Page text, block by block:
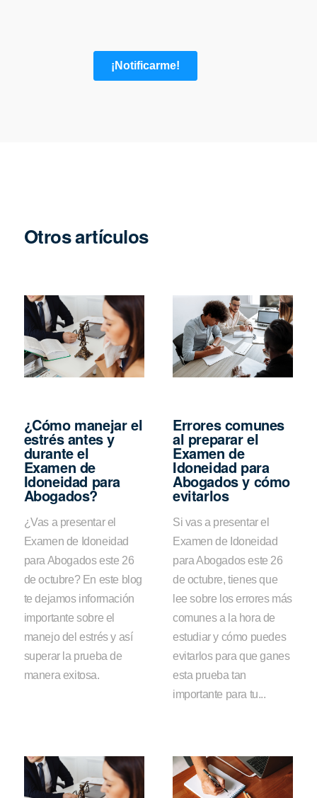
Otros artículos
¿Cómo manejar el
estrés antes y
durante el
Examen de
Idoneidad para
Abogados?
¿Vas a presentar el
Examen de Idoneidad
para Abogados este 26
de octubre? En este blog
te dejamos información
importante sobre el
manejo del estrés y así
superar la prueba de
manera exitosa.
Errores comunes
al preparar el
Examen de
Idoneidad para
Abogados y cómo
evitarlos
Si vas a presentar el
Examen de Idoneidad
para Abogados este 26
de octubre, tienes que
lee sobre los errores más
comunes a la hora de
estudiar y cómo puedes
evitarlos para que ganes
esta prueba tan
importante para tu...